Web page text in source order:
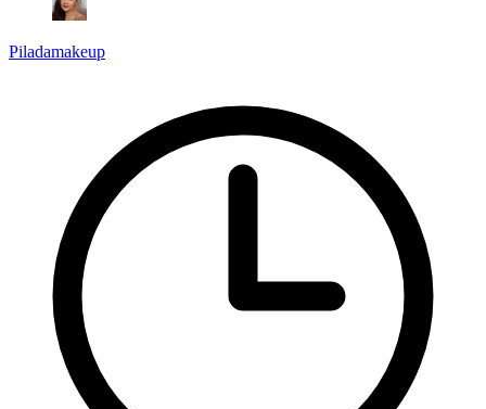
Piladamakeup